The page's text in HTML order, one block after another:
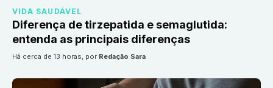
VIDA SAUDÁVEL
Diferença de tirzepatida e semaglutida:
entenda as principais diferenças
há cerca de 13 horas, por Redação Sara